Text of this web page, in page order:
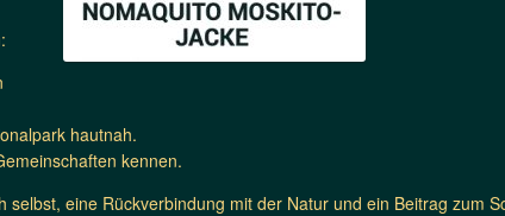
hautnah.
kennen.
eine Rückverbindung mit der Natur und ein Beitrag zum